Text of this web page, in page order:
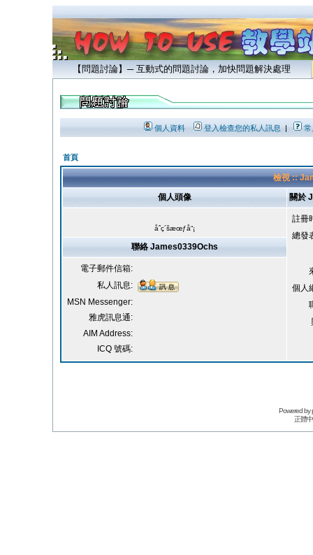
【問題討論】─ 互動式的問題討論，加快問題解決處理
個人資料 登入檢查您的私人訊息| 常
首頁
檢視 ::
個人頭像
關於
åˆç´šæœƒå“¡
註冊
總發
個人
聯絡 James0339Ochs
電子郵件信箱:
私人訊息:
MSN Messenger:
雅虎訊息通:
AIM Address:
ICQ 號碼:
Powered by
正體